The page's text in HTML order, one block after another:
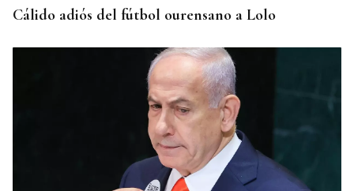
Cálido adiós del fútbol ourensano a Lolo